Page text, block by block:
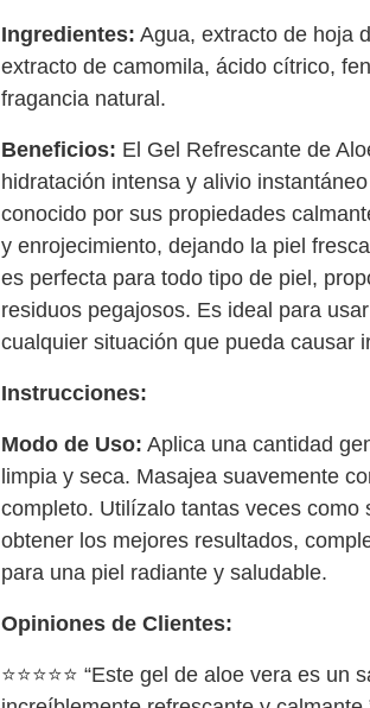
Ingredientes: Agua, extracto de hoja
extracto de camomila, ácido cítrico,
fragancia natural.
Beneficios: El Gel Refrescante de
hidratación intensa y alivio
conocido por sus propiedades
y enrojecimiento, dejando la piel
es perfecta para todo tipo de piel,
residuos pegajosos. Es ideal para
cualquier situación que pueda causar
Instrucciones:
Modo de Uso: Aplica una cantidad
limpia y seca. Masajea suavemente
completo. Utilízalo tantas veces
obtener los mejores resultados,
para una piel radiante y saludable.
Opiniones de Clientes:
⭐⭐⭐⭐⭐ “Este gel de aloe vera es